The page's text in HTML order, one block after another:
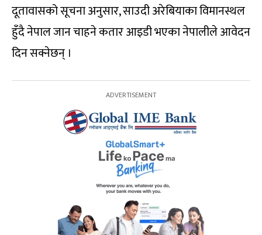
दूतावासको सूचना अनुसार, साउदी अरेबियाका विमानस्थल
हुँदै नेपाल जान चाहने कतार आइडी भएका नेपालीले आवेदन
दिन सक्नेछन् ।